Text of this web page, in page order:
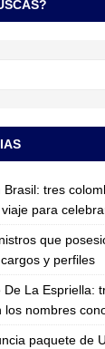
tres
para
que
y perfiles
De La Espriella:
los nombres
paquete de